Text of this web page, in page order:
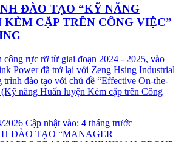
ĐÀO TẠO “KỸ NĂNG
CẶP TRÊN CÔNG VIỆC”
công rực rỡ từ giai đoạn 2024 - 2025, vào
Power đã trở lại với Zeng Hsing Industrial
trình đào tạo với chủ đề “Effective On-the-
năng Huấn luyện Kèm cặp trên Công
2026 Cập nhật vào: 4 tháng trước